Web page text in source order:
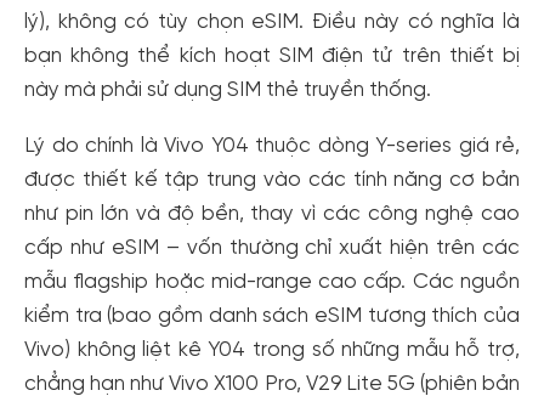
lý), không có tùy chọn eSIM. Điều này có nghĩa là
bạn không thể kích hoạt SIM điện tử trên thiết bị
này mà phải sử dụng SIM thẻ truyền thống.
Lý do chính là Vivo Y04 thuộc dòng Y-series giá rẻ,
được thiết kế tập trung vào các tính năng cơ bản
như pin lớn và độ bền, thay vì các công nghệ cao
cấp như eSIM – vốn thường chỉ xuất hiện trên các
mẫu flagship hoặc mid-range cao cấp. Các nguồn
kiểm tra (bao gồm danh sách eSIM tương thích của
Vivo) không liệt kê Y04 trong số những mẫu hỗ trợ,
chẳng hạn như Vivo X100 Pro, V29 Lite 5G (phiên bản